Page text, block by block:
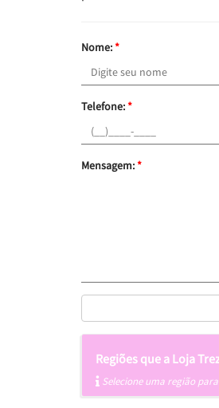
Nome:*
Telefone:*
Mensagem:*
Regiões que a Loja
Selecione uma região